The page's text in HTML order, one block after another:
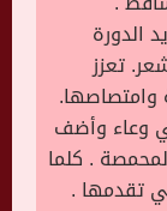
الدورة
تعزز
وامتصاصها.
وعاء وأضف
. كلما
تقدمها .